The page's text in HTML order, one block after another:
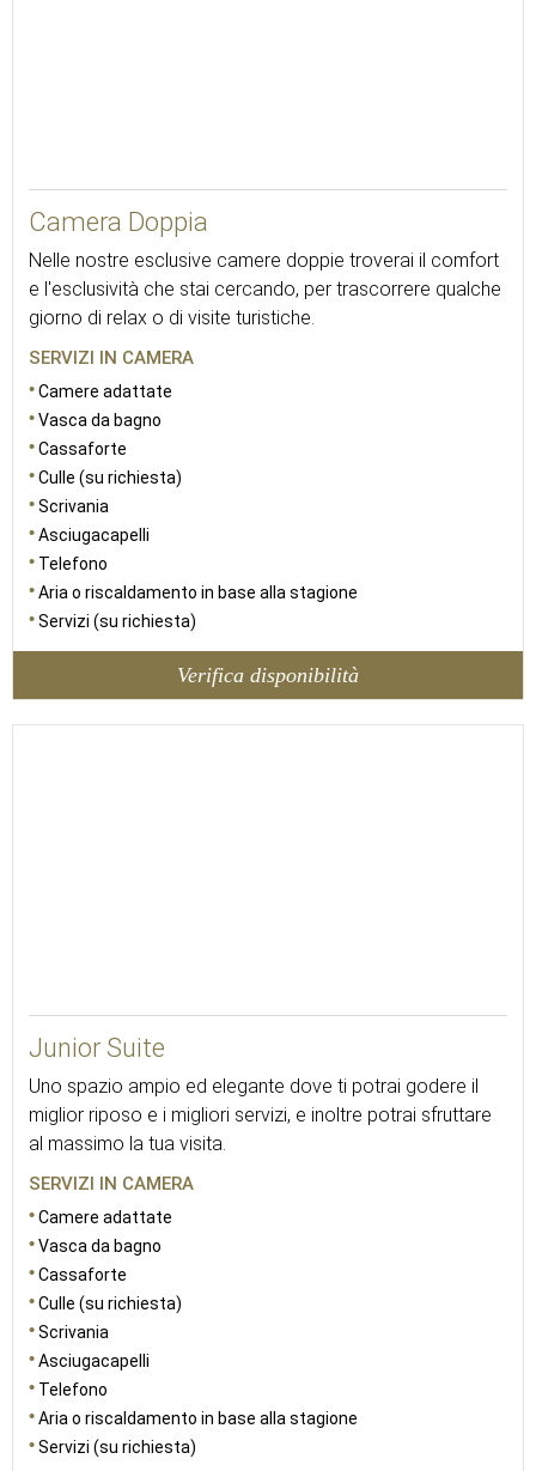
Camera Doppia
Nelle nostre esclusive camere doppie troverai il comfort
e l'esclusività che stai cercando, per trascorrere qualche
giorno di relax o di visite turistiche.
SERVIZI IN CAMERA
Camere adattate
Vasca da bagno
Cassaforte
Culle (su richiesta)
Scrivania
Asciugacapelli
Telefono
Aria o riscaldamento in base alla stagione
Servizi (su richiesta)
Verifica disponibilità
Junior Suite
Uno spazio ampio ed elegante dove ti potrai godere il
miglior riposo e i migliori servizi, e inoltre potrai sfruttare
al massimo la tua visita.
SERVIZI IN CAMERA
Camere adattate
Vasca da bagno
Cassaforte
Culle (su richiesta)
Scrivania
Asciugacapelli
Telefono
Aria o riscaldamento in base alla stagione
Servizi (su richiesta)